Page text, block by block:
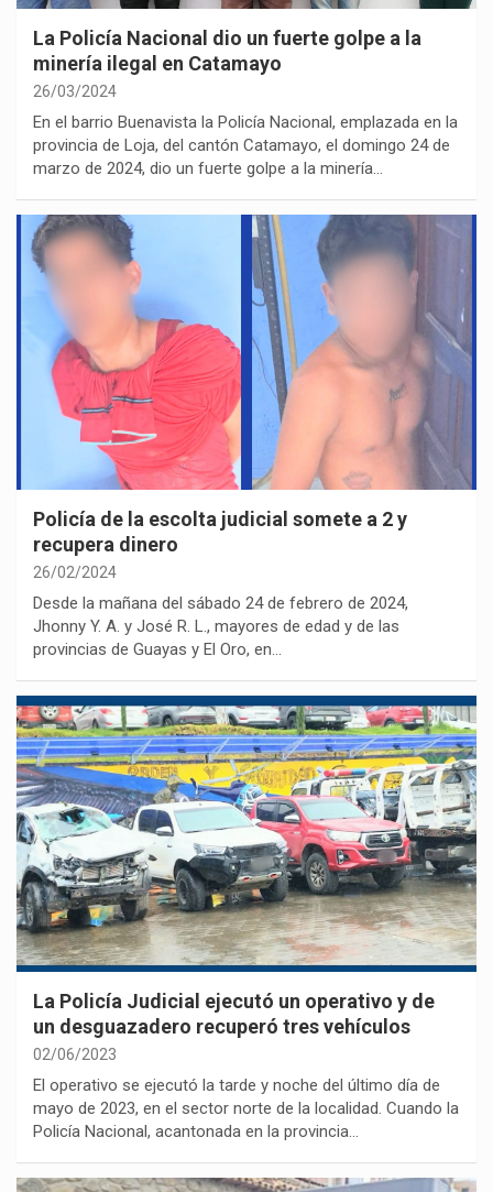
La Policía Nacional dio un fuerte golpe a la
minería ilegal en Catamayo
26/03/2024
En el barrio Buenavista la Policía Nacional, emplazada en la
provincia de Loja, del cantón Catamayo, el domingo 24 de
marzo de 2024, dio un fuerte golpe a la minería…
Policía de la escolta judicial somete a 2 y
recupera dinero
26/02/2024
Desde la mañana del sábado 24 de febrero de 2024,
Jhonny Y. A. y José R. L., mayores de edad y de las
provincias de Guayas y El Oro, en…
La Policía Judicial ejecutó un operativo y de
un desguazadero recuperó tres vehículos
02/06/2023
El operativo se ejecutó la tarde y noche del último día de
mayo de 2023, en el sector norte de la localidad. Cuando la
Policía Nacional, acantonada en la provincia…